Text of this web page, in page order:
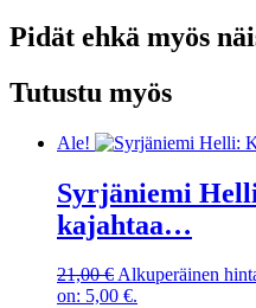
Pidät ehkä myös
Tutustu myös
Ale!
Syrjäniemi
kajahtaa…
21,00€Alkuperäinen
on: 5,00 €.